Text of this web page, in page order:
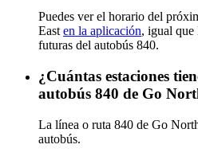
Puedes ver el horario del
East en la aplicación, igual que
futuras del autobús 840.
¿Cuántas estaciones
autobús 840 de Go
La línea o ruta 840 de Go
autobús.